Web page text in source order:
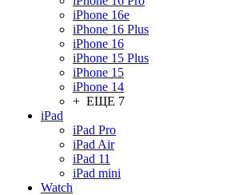
iPhone 16e
iPhone 16 Plus
iPhone 16
iPhone 15 Plus
iPhone 15
iPhone 14
+ ЕЩЕ 7
iPad
iPad Pro
iPad Air
iPad 11
iPad mini
Watch